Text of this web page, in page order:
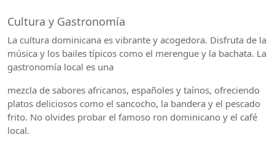
Cultura y Gastronomía
La cultura dominicana es vibrante y acogedora. Disfruta de la
música y los bailes típicos como el merengue y la bachata. La
gastronomía local es una
mezcla de sabores africanos, españoles y taínos, ofreciendo
platos deliciosos como el sancocho, la bandera y el pescado
frito. No olvides probar el famoso ron dominicano y el café
local.